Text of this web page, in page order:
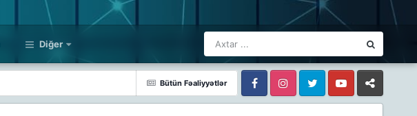
Diğer
Bütün Fəaliyyətlər
FacebookFacebookTwitter Youtube Whatsapp